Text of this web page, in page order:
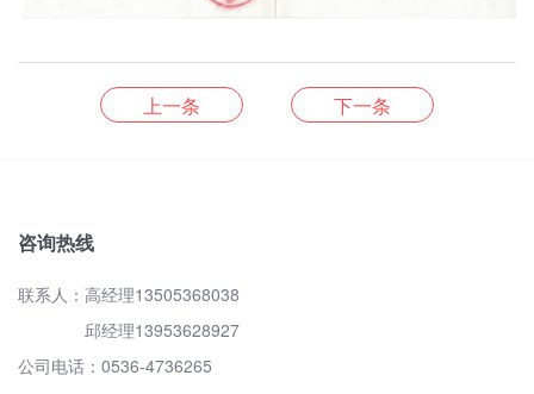
上一条 下一条
咨询热线
联系人：高经理13505368038
邱经理13953628927
公司电话：0536-4736265